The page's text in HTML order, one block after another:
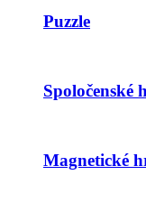
Puzzle
Spoločenské
Magnetické